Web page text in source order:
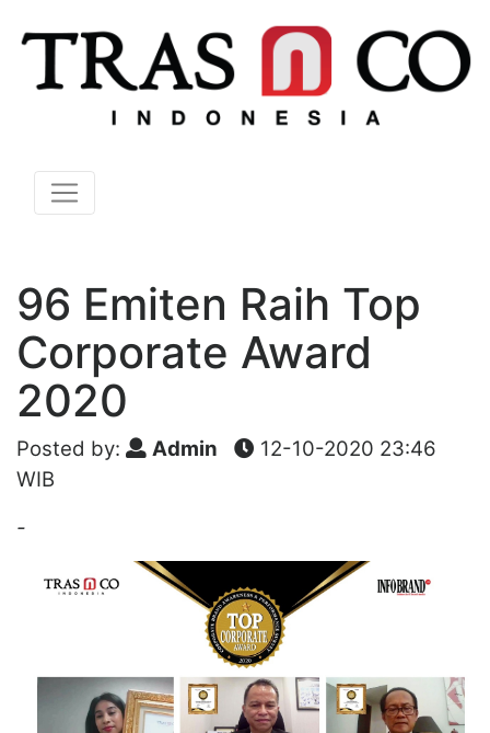
96 Emiten Raih Top
Corporate Award
2020
Posted by: Admin
12-10-2020 23:46
WIB
-